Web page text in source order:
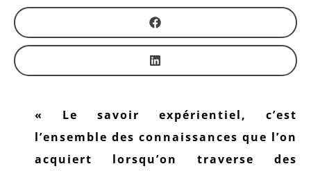
« Le savoir expérientiel, c’est
l’ensemble des connaissances que l’on
acquiert lorsqu’on traverse des